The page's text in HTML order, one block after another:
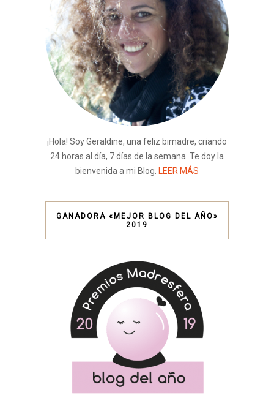
¡Hola! Soy Geraldine, una feliz bimadre, criando
24 horas al día, 7 días de la semana. Te doy la
bienvenida a mi Blog. LEER MÁS
GANADORA «MEJOR BLOG DEL AÑO»
2019